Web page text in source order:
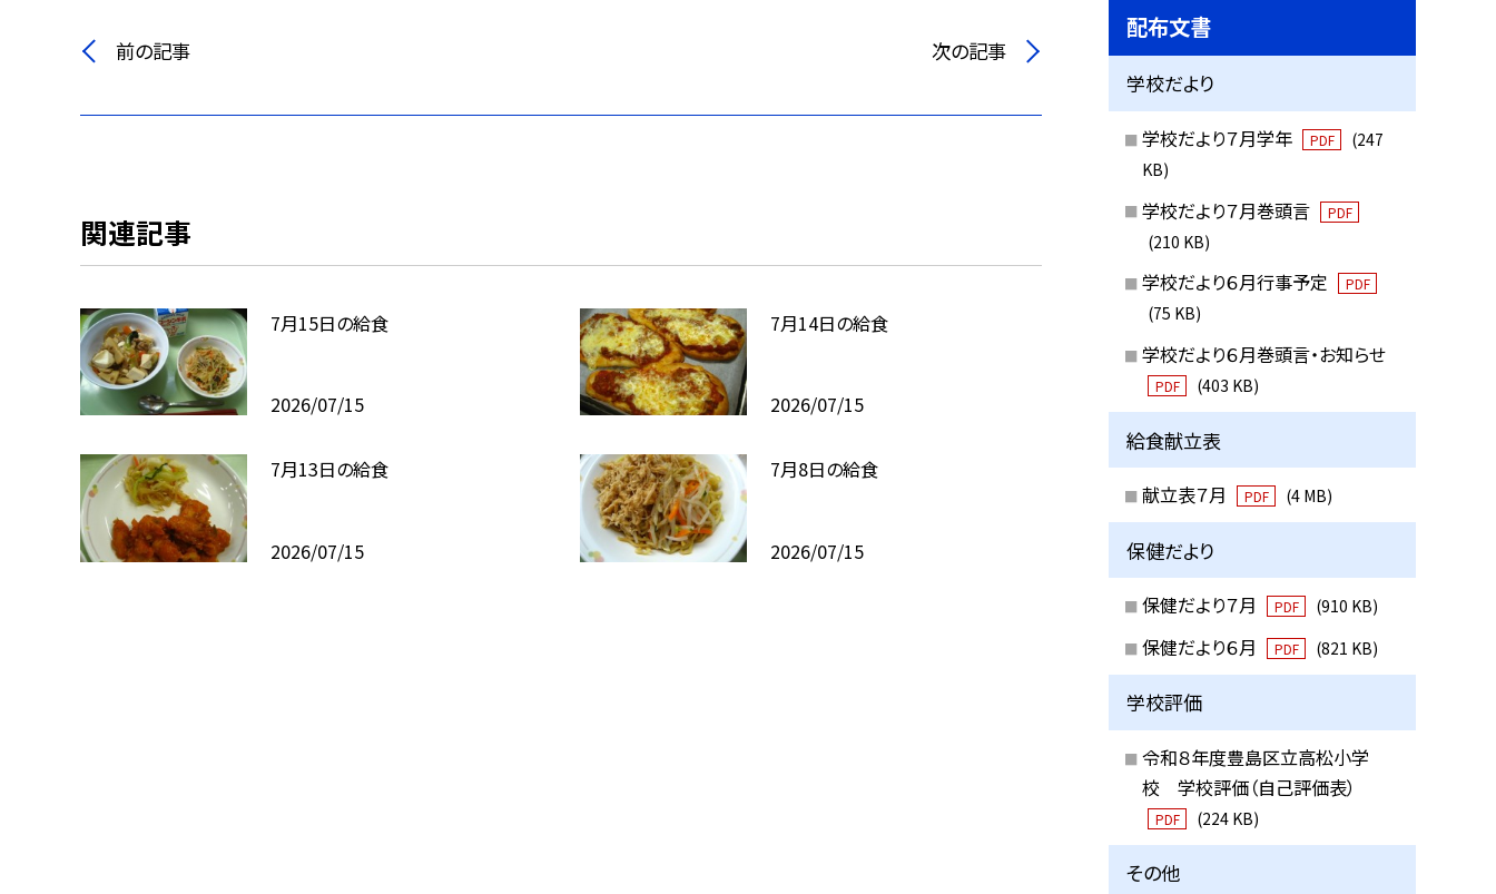
前の記事 次の記事
関連記事
7月15日の給食
2026/07/15
7月14日の給食
2026/07/15
7月13日の給食
2026/07/15
7月8日の給食
2026/07/15
配布文書
学校だより
学校だより７月学年 PDF
(247
KB)
学校だより７月巻頭言 PDF
(210 KB)
学校だより６月行事予定 PDF
(75 KB)
学校だより６月巻頭言・お知らせ
PDF (403 KB)
給食献立表
献立表７月 PDF (4 MB)
保健だより
保健だより７月 PDF (910 KB)
保健だより６月 PDF (821 KB)
学校評価
令和８年度豊島区立高松小学
校 学校評価（自己評価表）
PDF (224 KB)
その他